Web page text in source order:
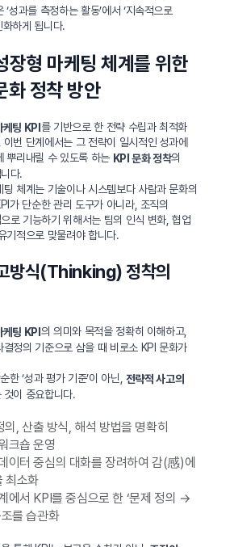
성과를 측정하는 활동’에서 ‘지속적으로
화하게 됩니다.
장형 마케팅 체계를 위한
화 정착 방안
케팅 KPI를 기반으로 한 전략 수립과 최적화
번 단계에서는 그 전략이 일시적인 성과에
뿌리내릴 수 있도록 하는 KPI 문화 정착의
다.
체계는 기술이나 시스템보다 사람과 문화의
가 단순한 관리 도구가 아니라, 조직의
로 기능하기 위해서는 팀의 인식 변화, 협업
기적으로 맞물려야 합니다.
방식(Thinking) 정착의
팅 KPI 의 의미와 목적을 정확히 이해하고,
정의 기준으로 삼을 때 비로소 KPI 문화가
한 ‘성과 평가 기준’이 아닌, 전략적 사고의
것이 중요합니다.
, 산출 방식, 해석 방법을 명확히
크숍 운영
이터 중심의 대화를 장려하여 감(感)에
최소화
에서 KPI를 중심으로 한 ‘문제 정의 →
를 습관화